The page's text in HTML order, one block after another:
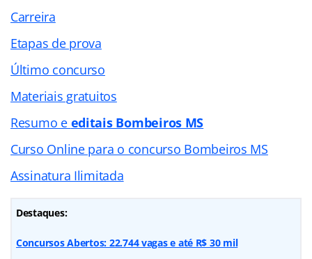
Carreira
Etapas de prova
Último concurso
Materiais gratuitos
Resumo e editais Bombeiros MS
Curso Online para o concurso Bombeiros MS
Assinatura Ilimitada
Destaques:
Concursos Abertos: 22.744 vagas e até R$ 30 mil